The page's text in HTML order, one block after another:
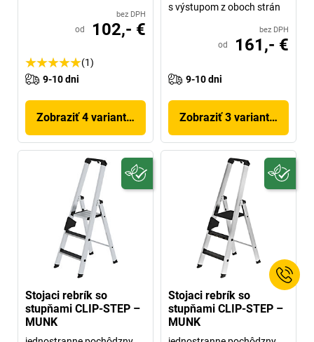
bez DPH
od 102,- €
(1)
9-10 dni
Zobraziť 4 variantov
s výstupom z oboch strán
bez DPH
od 161,- €
9-10 dni
Zobraziť 3 variantov
Stojaci rebrík so
stupňami CLIP-STEP –
MUNK
Stojaci rebrík so
stupňami CLIP-STEP –
MUNK